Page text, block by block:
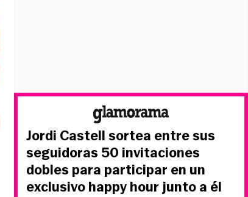
Jordi Castell sortea entre sus
seguidoras 50 invitaciones
dobles para participar en un
exclusivo happy hour junto a él